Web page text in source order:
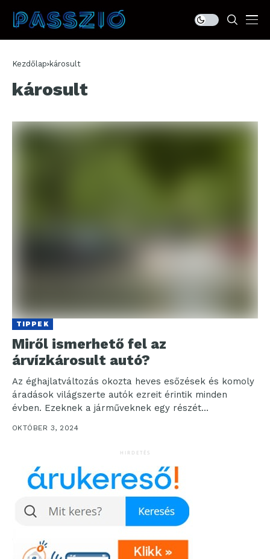
Kezdőlap károsult
károsult
TIPPEK
Miről ismerhető fel az
árvízkárosult autó?
Az éghajlatváltozás okozta heves esőzések és komoly
áradások világszerte autók ezreit érintik minden
évben. Ezeknek a járműveknek egy részét
helyrehozzák, majd más országokban...
OKTÓBER 3, 2024
HIRDETÉS